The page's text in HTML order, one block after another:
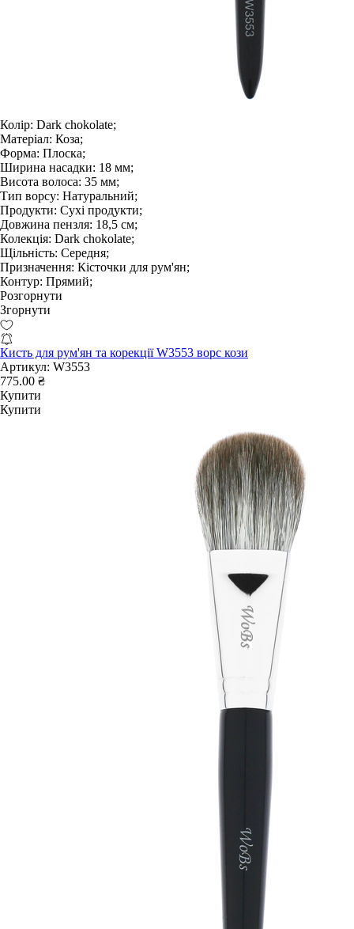
Колір: Dark chokolate;
Матеріал: Коза;
Форма: Плоска;
Ширина насадки: 18 мм;
Висота волоса: 35 мм;
Тип ворсу: Натуральний;
Продукти: Сухі продукти;
Довжина пензля: 18,5 см;
Колекція: Dark chokolate;
Щільність: Середня;
Призначення: Кісточки для рум'ян;
Контур: Прямий;
Розгорнути
Згорнути
Кисть для рум'ян та корекції W3553 ворс кози
Артикул: W3553
775.00 ₴
Купити
Купити